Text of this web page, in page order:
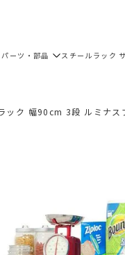
ーツ・部品 スチールラック
ック 幅90cm 3段 ルミナ